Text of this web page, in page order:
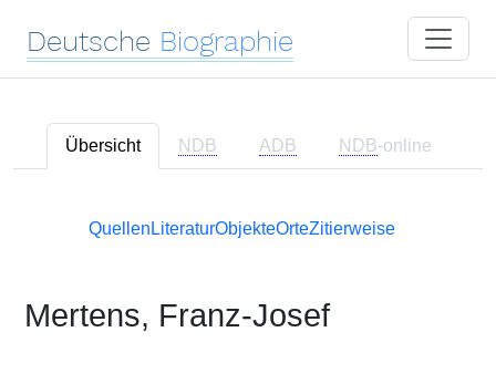
Deutsche Biographie
Übersicht NDB ADB NDB-online
Quellen LiteraturObjekteOrteZitierweise
Mertens, Franz-Josef